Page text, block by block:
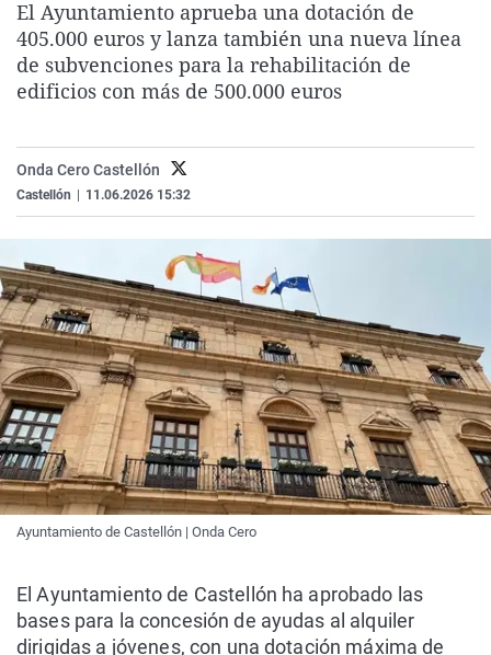
La rosa de los vientos
Gente viajera
Como el perro y el
Caso
Retornados
Equipo de
Extremadura
Galicia
La Rioja
Virales
Televisión
Elecciones
El Ayuntamiento aprueba una dotación de
405.000 euros y lanza también una nueva línea
de subvenciones para la rehabilitación de
edificios con más de 500.000 euros
Onda Cero Castellón
Castellón 11.06.2026 15:32
Ayuntamiento de Castellón | Onda Cero
El Ayuntamiento de Castellón ha aprobado las
bases para la concesión de ayudas al alquiler
dirigidas a jóvenes, con una dotación máxima de